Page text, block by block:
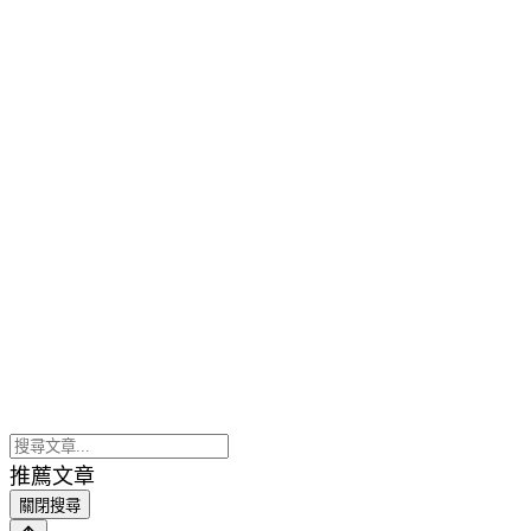
推薦文章
關閉搜尋